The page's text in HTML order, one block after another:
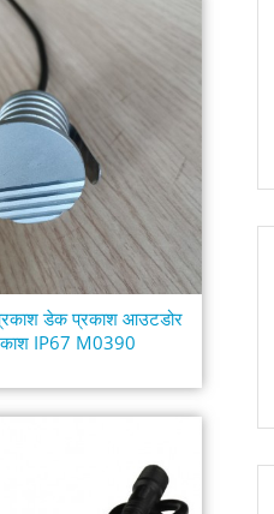
डेक प्रकाश आउटडोर
IP67 M0390